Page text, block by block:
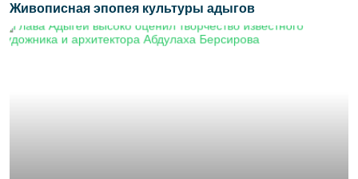
Живописная эпопея культуры адыгов